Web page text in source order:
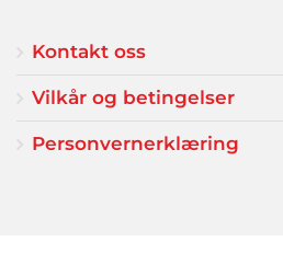
Kontakt oss
Vilkår og betingelser
Personvernerklæring